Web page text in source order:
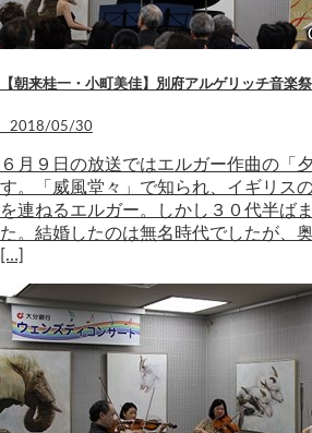
【朝来桂一・小町美佳】別府アルゲリッチ音楽
2018/05/30
６月９日の放送ではエルガー作曲の「
す。「威風堂々」で知られ、イギリス
を連ねるエルガー。しかし３０代半ば
た。結婚したのは無名時代でしたが、
[…]